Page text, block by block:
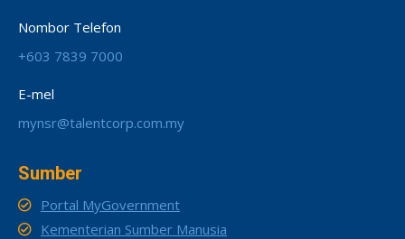
Nombor Telefon
+603 7839 7000
E-mel
mynsr@talentcorp.com.my
Sumber
Portal MyGovernment
Kementerian Sumber Manusia